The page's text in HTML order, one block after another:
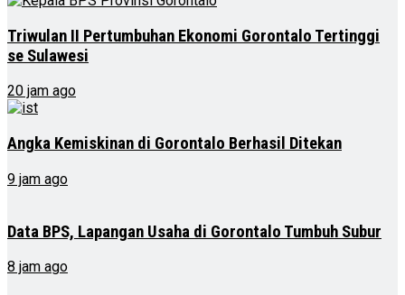
Triwulan II Pertumbuhan Ekonomi Gorontalo Tertinggi
se Sulawesi
20 jam ago
Angka Kemiskinan di Gorontalo Berhasil Ditekan
9 jam ago
Data BPS, Lapangan Usaha di Gorontalo Tumbuh Subur
8 jam ago